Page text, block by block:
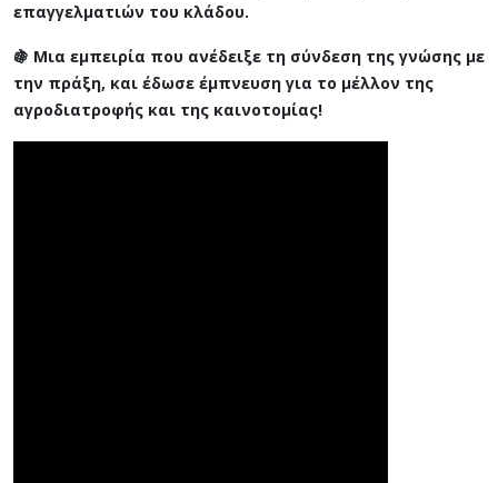
επαγγελματιών του κλάδου.
🍇 Μια εμπειρία που ανέδειξε τη σύνδεση της γνώσης με
την πράξη, και έδωσε έμπνευση για το μέλλον της
αγροδιατροφής και της καινοτομίας!